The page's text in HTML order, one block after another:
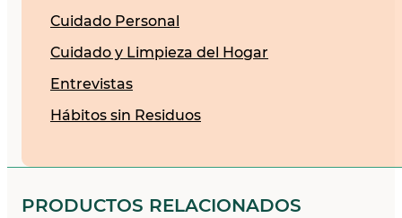
Cuidado Personal
Cuidado y Limpieza del Hogar
Entrevistas
Hábitos sin Residuos
PRODUCTOS RELACIONADOS